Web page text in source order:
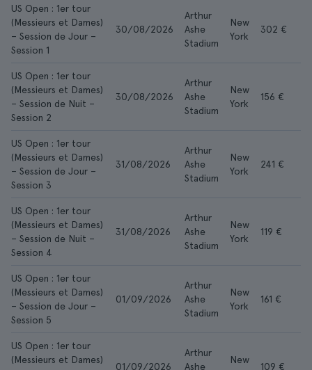
US Open : 1er tour
(Messieurs et Dames)
– Session de Jour –
Session 1
30/08/2026
Arthur
Ashe
Stadium
New
York
302 €
US Open : 1er tour
(Messieurs et Dames)
– Session de Nuit –
Session 2
30/08/2026
Arthur
Ashe
Stadium
New
York
156 €
US Open : 1er tour
(Messieurs et Dames)
– Session de Jour –
Session 3
31/08/2026
Arthur
Ashe
Stadium
New
York
241 €
US Open : 1er tour
(Messieurs et Dames)
– Session de Nuit –
Session 4
31/08/2026
Arthur
Ashe
Stadium
New
York
119 €
US Open : 1er tour
(Messieurs et Dames)
– Session de Jour –
Session 5
01/09/2026
Arthur
Ashe
Stadium
New
York
161 €
US Open : 1er tour
(Messieurs et Dames)
01/09/2026
Arthur
Ashe
New
109 €